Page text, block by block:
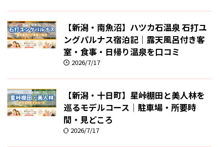
【新潟・南魚沼】ハツカ石温泉 石打ユ
ングパルナス宿泊記｜露天風呂付き客
室・食事・日帰り温泉を口コミ
2026/7/17
【新潟・十日町】星峠棚田と美人林を
巡るモデルコース｜駐車場・所要時
間・見どころ
2026/7/17